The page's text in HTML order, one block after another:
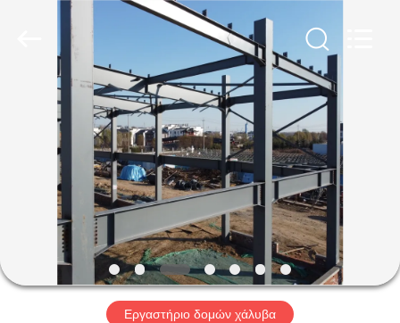
ΣΠΊΤΙ
ΠΡΟΪΌΝΤΑ
ΒΊΝΤΕΟ
ΕΜΦΆΝΙΣΗ
VR
Εργαστήριο δομών χάλυβα